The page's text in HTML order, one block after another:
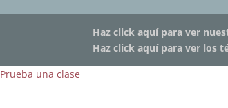
Haz click aquí para ver
Haz click aquí para ver los
Prueba una clase